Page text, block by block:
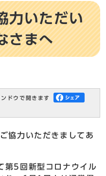
力いただい
さまへ
ドウで開きます
協力いただきましてあ
第5回新型コロナウイル